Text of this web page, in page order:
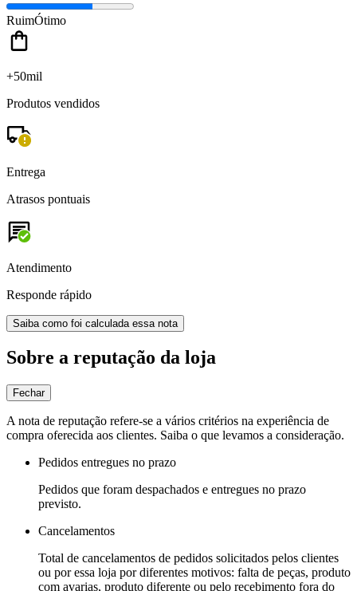
RuimÓtimo
+50mil
Produtos vendidos
Entrega
Atrasos pontuais
Atendimento
Responde rápido
Saiba como foi calculada essa nota
Sobre a reputação da loja
Fechar
A nota de reputação refere-se a vários critérios na experiência de
compra oferecida aos clientes. Saiba o que levamos a consideração.
Pedidos entregues no prazo
Pedidos que foram despachados e entregues no prazo
previsto.
Cancelamentos
Total de cancelamentos de pedidos solicitados pelos clientes
ou por essa loja por diferentes motivos: falta de peças, produto
com avarias, produto diferente ou pelo recebimento fora do